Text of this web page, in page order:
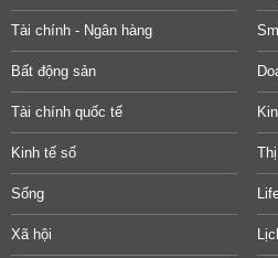
Tài chính - Ngân hàng
Bất động sản
Tài chính quốc tế
Kinh tế số
Sống
Xã hội